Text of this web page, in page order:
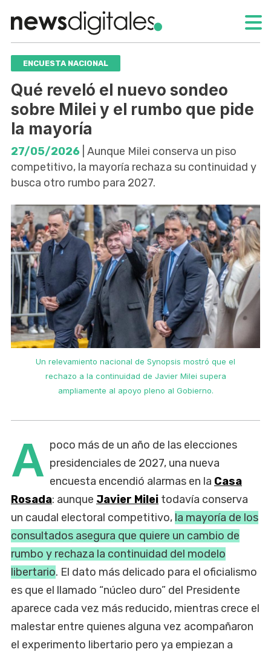
ENCUESTA NACIONAL
Qué reveló el nuevo sondeo
sobre Milei y el rumbo que pide
la mayoría
27/05/2026 | Aunque Milei conserva un piso
competitivo, la mayoría rechaza su continuidad y
busca otro rumbo para 2027.
Un relevamiento nacional de Synopsis mostró que el
rechazo a la continuidad de Javier Milei supera
ampliamente al apoyo pleno al Gobierno.
A poco más de un año de las elecciones
presidenciales de 2027, una nueva
encuesta encendió alarmas en la Casa
Rosada: aunque Javier Milei todavía conserva
un caudal electoral competitivo, la mayoría de los
consultados asegura que quiere un cambio de
rumbo y rechaza la continuidad del modelo
libertario. El dato más delicado para el oficialismo
es que el llamado “núcleo duro” del Presidente
aparece cada vez más reducido, mientras crece el
malestar entre quienes alguna vez acompañaron
el experimento libertario pero ya empiezan a